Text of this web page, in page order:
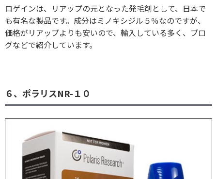
ロゲインは、リアップの元となった発毛剤として、日本で
も有名な製品です。成分はミノキシジル５％なのですが、
価格がリアップよりも安いので、輸入している多く、ブロ
グなどで紹介しています。
６、ポラリスNR-１０